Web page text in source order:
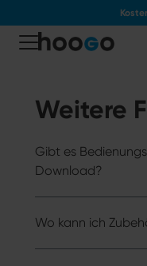
Weitere
Gibt es
Download?
Wo kann ich